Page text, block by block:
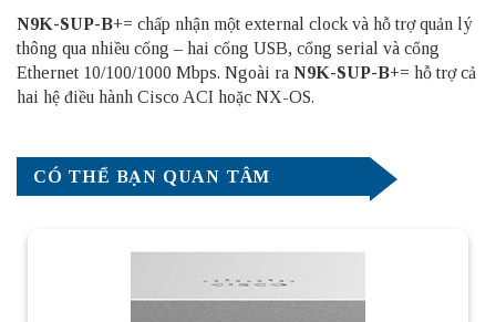
N9K-SUP-B+= chấp nhận một external clock và hỗ trợ quản lý
thông qua nhiều cổng – hai cổng USB, cổng serial và cổng
Ethernet 10/100/1000 Mbps. Ngoài ra N9K-SUP-B+= hỗ trợ cả
hai hệ điều hành Cisco ACI hoặc NX-OS.
CÓ THỂ BẠN QUAN TÂM